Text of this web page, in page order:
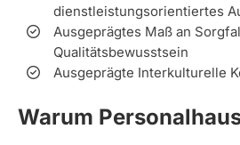
dienstleistungsorientiertes
Ausgeprägtes Maß an
Qualitätsbewusstsein
Ausgeprägte Interkulturelle
Warum